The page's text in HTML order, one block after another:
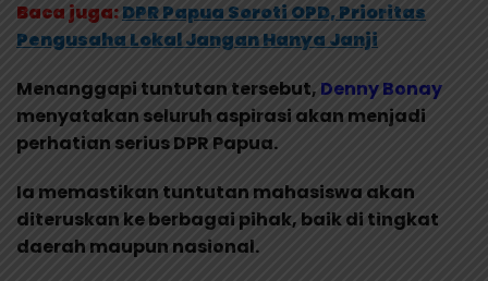
Baca juga:DPR Papua Soroti OPD, Prioritas
Pengusaha Lokal Jangan Hanya Janji
Menanggapi tuntutan tersebut, Denny Bonay
menyatakan seluruh aspirasi akan menjadi
perhatian serius DPR Papua.
Ia memastikan tuntutan mahasiswa akan
diteruskan ke berbagai pihak, baik di tingkat
daerah maupun nasional.